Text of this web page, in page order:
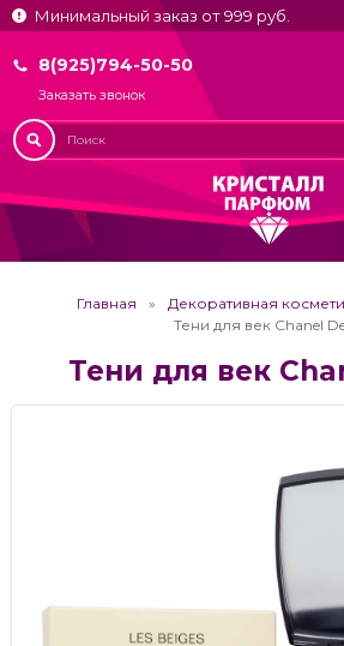
Минимальный заказ от 999 руб.
8(925)794-50-50
Заказать звонок
Главная Декоративная
Тени для век Chanel
Тени для век